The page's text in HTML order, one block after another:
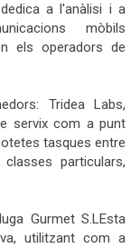
dedica a l'anàlisi i a
mòbils
els operadors de
Tridea Labs,
servix com a punt
tasques entre
particulars,
Gurmet S.LEsta
utilitzant com a